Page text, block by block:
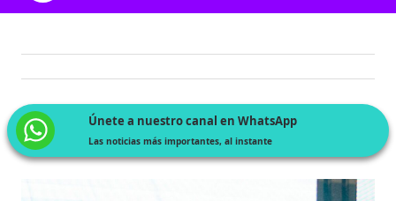
Únete a nuestro canal en WhatsApp
Las noticias más importantes, al instante